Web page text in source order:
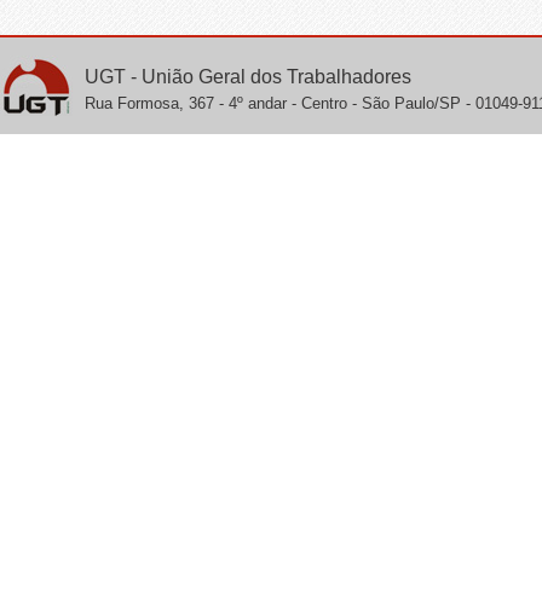
UGT - União Geral dos Trabalhadores
Rua Formosa, 367 - 4º andar - Centro - São Paulo/SP - 01049-